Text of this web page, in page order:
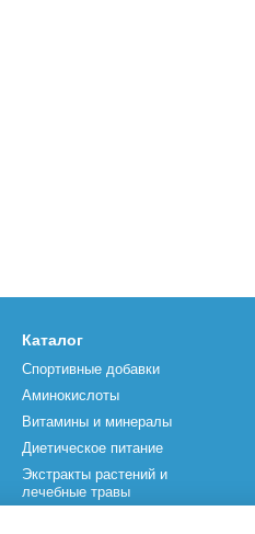
Каталог
Спортивные добавки
Аминокислоты
Витамины и минералы
Диетическое питание
Экстракты растений и
лечебные травы